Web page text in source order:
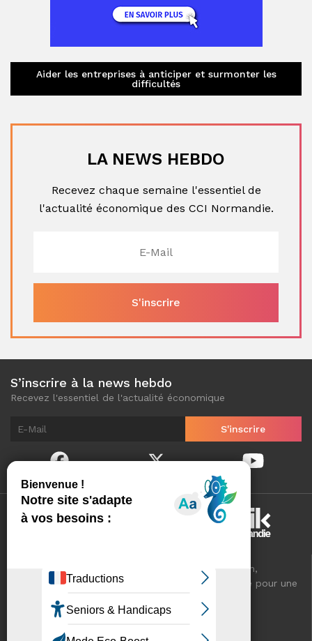
Aider les entreprises à anticiper et surmonter les
difficultés
LA NEWS HEBDO
Recevez chaque semaine l'essentiel de
l'actualité économique des CCI Normandie.
S’inscrire à la news hebdo
Recevez l'essentiel de l'actualité économique
Normandinamik sélectionne pour vous, au quotidien,
l'essentiel de l'actualité économique de Normandie pour une
VOTRE RÉSEAU CCI